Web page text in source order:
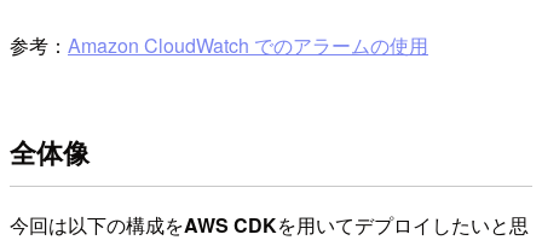
参考： Amazon CloudWatch でのアラームの使用
全体像
今回は以下の構成をAWS CDKを用いてデプロイしたいと思